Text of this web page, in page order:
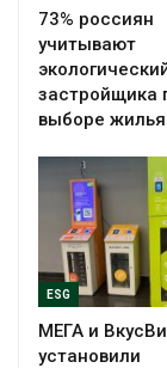
73% россиян
учитывают
застройщика
выборе жилья
ESG
МЕГА и
установили